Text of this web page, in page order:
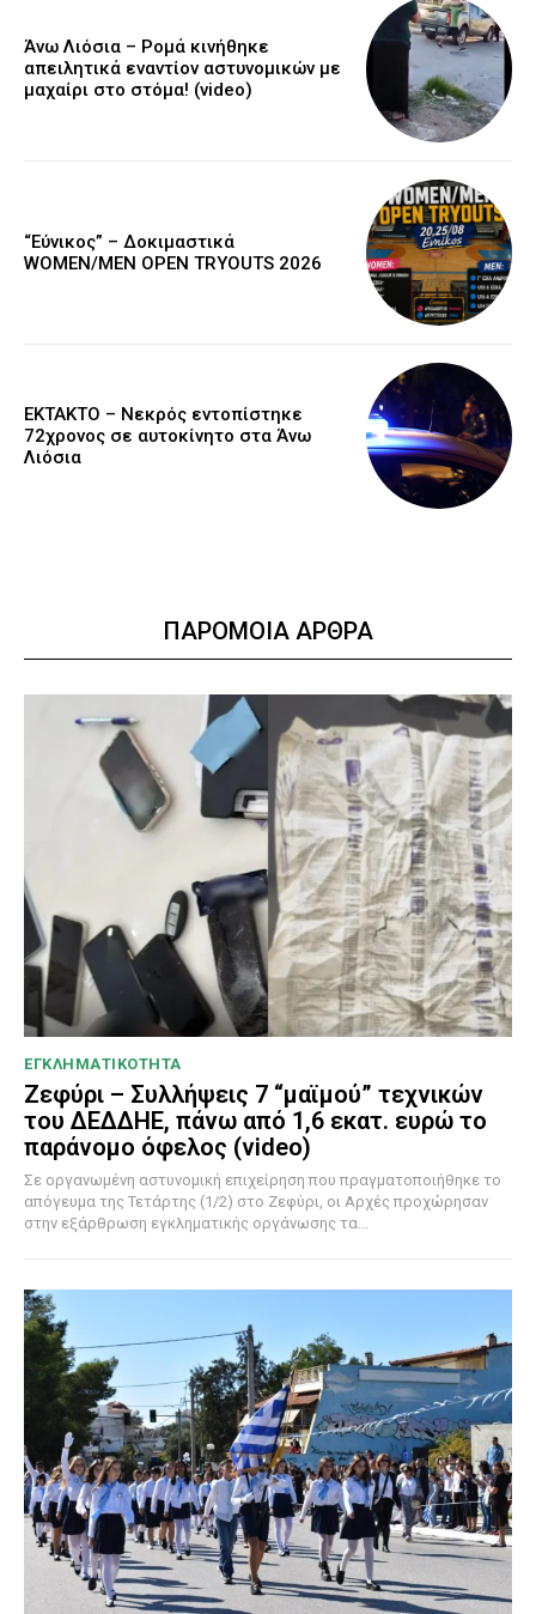
Άνω Λιόσια – Ρομά κινήθηκε
απειλητικά εναντίον αστυνομικών με
μαχαίρι στο στόμα! (video)
“Εύνικος” – Δοκιμαστικά
WOMEN/MEN OPEN TRYOUTS 2026
EKTAKTO – Νεκρός εντοπίστηκε
72χρονος σε αυτοκίνητο στα Άνω
Λιόσια
ΠΑΡΟΜΟΙΑ ΑΡΘΡΑ
ΕΓΚΛΗΜΑΤΙΚΟΤΗΤΑ
Ζεφύρι – Συλλήψεις 7 “μαϊμού” τεχνικών
του ΔΕΔΔΗΕ, πάνω από 1,6 εκατ. ευρώ το
παράνομο όφελος (video)
Σε οργανωμένη αστυνομική επιχείρηση που πραγματοποιήθηκε το
απόγευμα της Τετάρτης (1/2) στο Ζεφύρι, οι Αρχές προχώρησαν
στην εξάρθρωση εγκληματικής οργάνωσης τα...